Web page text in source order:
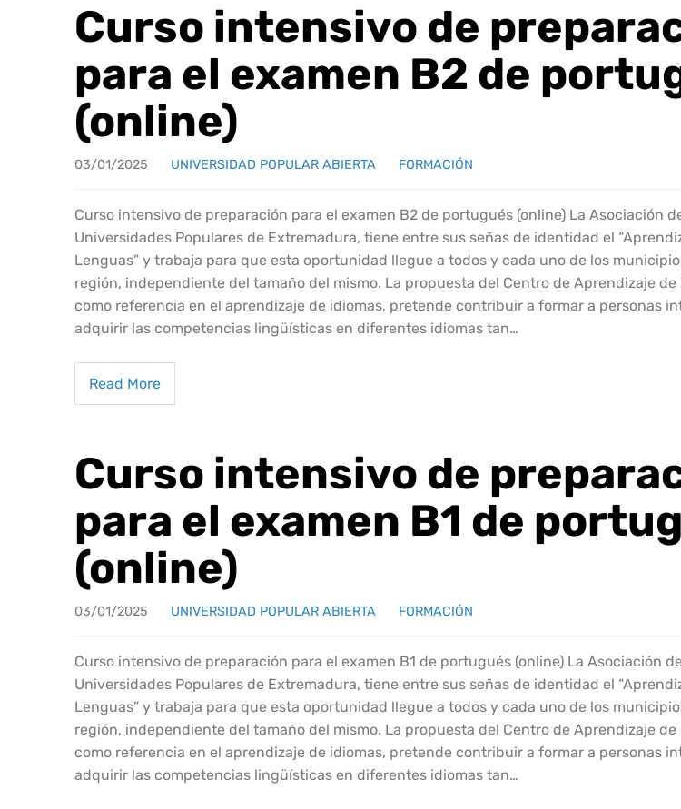
Curso intensivo de
para el examen B2 de
(online)
03/01/2025 UNIVERSIDAD POPULAR ABIERTA FORMACIÓN
Curso intensivo de preparación para el examen B2 de portugués (online) La Asociación
Universidades Populares de Extremadura, tiene entre sus señas de identidad el
Lenguas” y trabaja para que esta oportunidad llegue a todos y cada uno de los
región, independiente del tamaño del mismo. La propuesta del Centro de Aprendizaje de
como referencia en el aprendizaje de idiomas, pretende contribuir a formar a personas
adquirir las competencias lingüísticas en diferentes idiomas tan…
Read More
Curso intensivo de
para el examen B1 de
(online)
03/01/2025 UNIVERSIDAD POPULAR ABIERTA FORMACIÓN
Curso intensivo de preparación para el examen B1 de portugués (online) La Asociación
Universidades Populares de Extremadura, tiene entre sus señas de identidad el
Lenguas” y trabaja para que esta oportunidad llegue a todos y cada uno de los
región, independiente del tamaño del mismo. La propuesta del Centro de Aprendizaje de
como referencia en el aprendizaje de idiomas, pretende contribuir a formar a personas
adquirir las competencias lingüísticas en diferentes idiomas tan…